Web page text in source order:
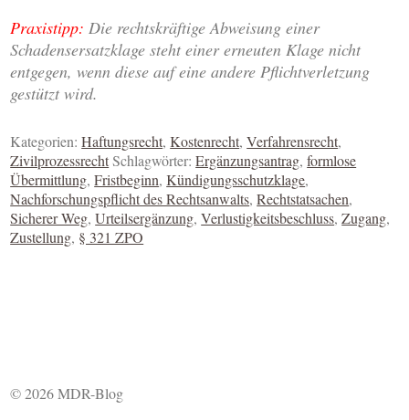
Praxistipp: Die rechtskräftige Abweisung einer
Schadensersatzklage steht einer erneuten Klage nicht
entgegen, wenn diese auf eine andere Pflichtverletzung
gestützt wird.
Kategorien:Haftungsrecht,Kostenrecht,Verfahrensrecht,
ZivilprozessrechtSchlagwörter:Ergänzungsantrag,formlose
Übermittlung,Fristbeginn,Kündigungsschutzklage,
Nachforschungspflicht des Rechtsanwalts,Rechtstatsachen,
Sicherer Weg,Urteilsergänzung,Verlustigkeitsbeschluss,Zugang,
Zustellung, § 321 ZPO
© 2026 MDR-Blog